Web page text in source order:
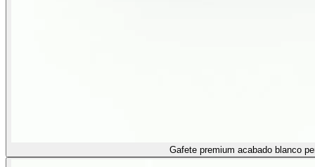
Gafete premium acabado blanco